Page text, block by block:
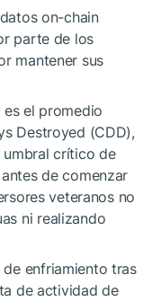
on-chain
parte de los
mantener sus
el promedio
Destroyed (CDD),
crítico de
de comenzar
veteranos no
ni realizando
de enfriamiento tras
de actividad de